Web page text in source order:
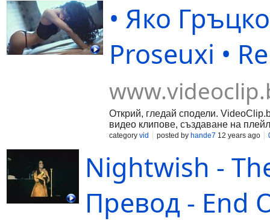
• Яко
Proseuxi •
Открий, гледай сподели.
видео клипове, създаване на
category vid posted by hande7 12 years ago
Nightwish -
Превод - End